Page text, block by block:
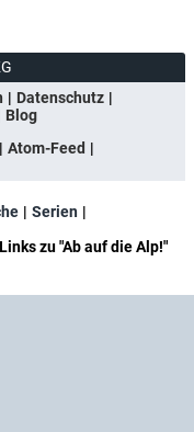
Datenschutz
Blog
Atom-Feed
Serien
zu "Ab auf die Alp!"